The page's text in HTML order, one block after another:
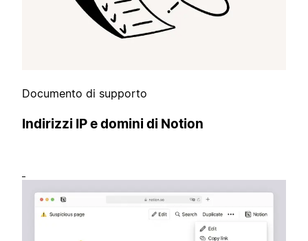
Documento di supporto
Indirizzi IP e domini di Notion